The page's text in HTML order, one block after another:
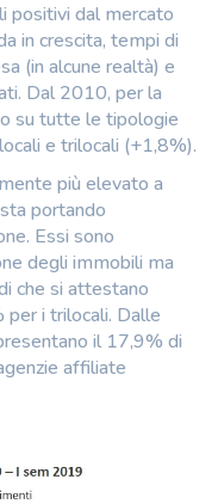
positivi dal mercato
in crescita, tempi di
(in alcune realtà) e
Dal 2010, per la
su tutte le tipologie
e trilocali (+1,8%).
più elevato a
portando
Essi sono
degli immobili ma
che si attestano
i trilocali. Dalle
il 17,9% di
affiliate